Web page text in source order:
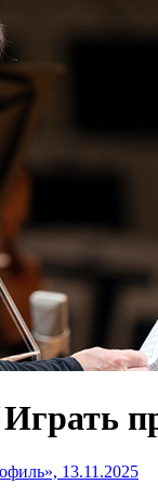
13.11.2025